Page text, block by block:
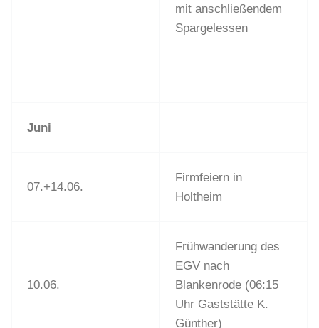
mit anschließendem
Spargelessen
Juni
07.+14.06.
Firmfeiern in
Holtheim
10.06.
Frühwanderung des
EGV nach
Blankenrode (06:15
Uhr Gaststätte K.
Günther)